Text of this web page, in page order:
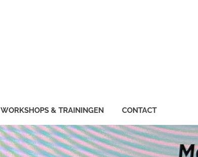
WORKSHOPS & TRAININGEN CONTACT